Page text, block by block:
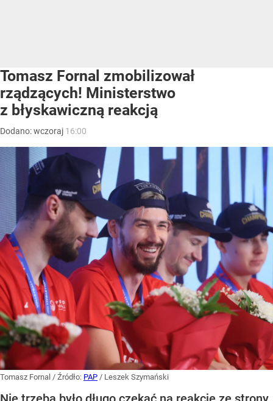
Tomasz Fornal zmobilizował
rządzących! Ministerstwo
z błyskawiczną reakcją
Dodano:wczoraj 16:00
Tomasz Fornal / Źródło: PAP / Leszek Szymański